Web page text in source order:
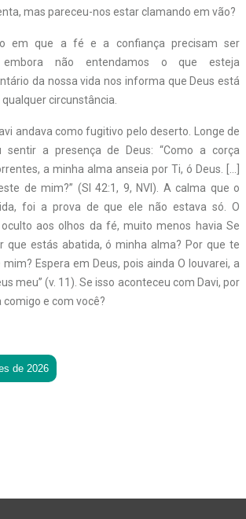
mas pareceu-nos estar clamando em vão?
em que a fé e a confiança precisam ser
embora não entendamos o que esteja
da nossa vida nos informa que Deus está
circunstância.
andava como fugitivo pelo deserto. Longe de
sentir a presença de Deus: “Como a corça
a minha alma anseia por Ti, ó Deus. […]
de mim?” (Sl 42:1, 9, NVI). A calma que o
foi a prova de que ele não estava só. O
aos olhos da fé, muito menos havia Se
que estás abatida, ó minha alma? Por que te
Espera em Deus, pois ainda O louvarei, a
meu” (v. 11). Se isso aconteceu com Davi, por
e com você?
de 2026